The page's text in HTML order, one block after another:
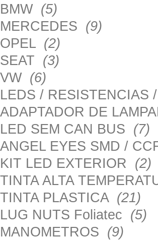
BMW (5)
MERCEDES (9)
OPEL (2)
SEAT (3)
VW (6)
LEDS /
ADAPTADOR DE
LED SEM CAN BUS (7)
ANGEL EYES SMD /
KIT LED EXTERIOR (2)
TINTA ALTA
TINTA PLASTICA (21)
LUG NUTS Foliatec (5)
MANOMETROS (9)